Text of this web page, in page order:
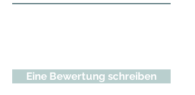
Eine Bewertung schreiben